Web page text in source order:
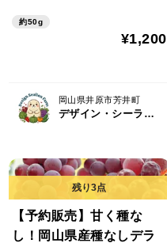
約50g
¥1,200
岡山県井原市芳井町
デザイン・シーライオン・ファーム
【予約販売】甘く種な
し！岡山県産種なしデラ